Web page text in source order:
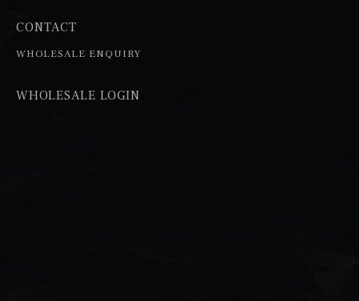
CONTACT
WHOLESALE ENQUIRY
WHOLESALE LOGIN